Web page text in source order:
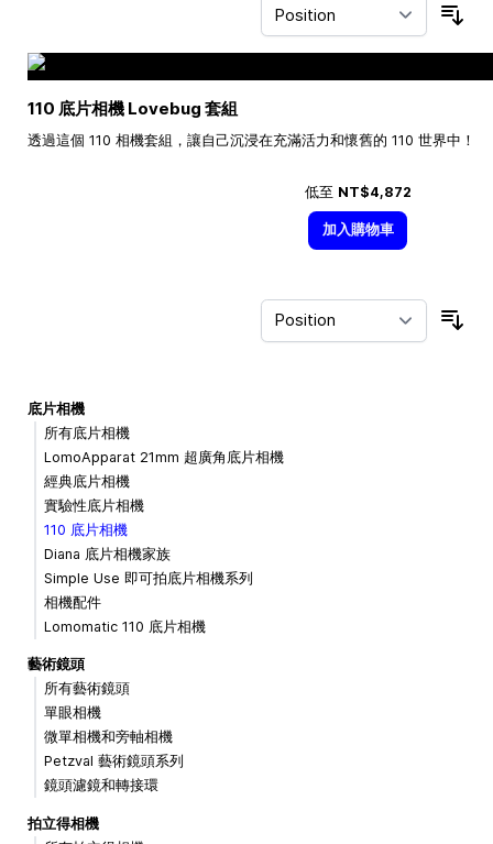
110 底片相機 Lovebug 套組
透過這個 110 相機套組，讓自己沉浸在充滿活力和懷舊的 110 世界中！
低至 NT$4,872
加入購物車
底片相機
所有底片相機
LomoApparat 21mm 超廣角底片相機
經典底片相機
實驗性底片相機
110 底片相機
Diana 底片相機家族
Simple Use 即可拍底片相機系列
相機配件
Lomomatic 110 底片相機
藝術鏡頭
所有藝術鏡頭
單眼相機
微單相機和旁軸相機
Petzval 藝術鏡頭系列
鏡頭濾鏡和轉接環
拍立得相機